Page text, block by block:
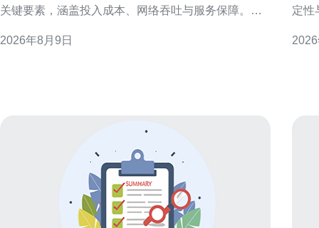
关键要素，涵盖投入成本、网络吞吐与服务保障。目
据和配置建议。文章兼顾可操作性与合规性考量，便
2026年8月9日
定性
验。